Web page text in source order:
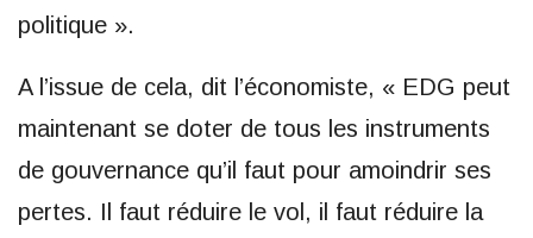
politique ».
A l’issue de cela, dit l’économiste, « EDG peut
maintenant se doter de tous les instruments
de gouvernance qu’il faut pour amoindrir ses
pertes. Il faut réduire le vol, il faut réduire la